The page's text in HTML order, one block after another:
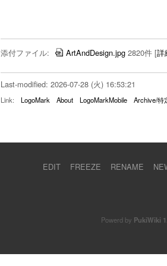
添付ファイル: ArtAndDesign.jpg 2820件 [詳
Last-modified: 2026-07-28 (火) 16:53:21
Link: LogoMark About LogoMarkMobile Archive/特
EDIT FREEZE RENAME
Powerd by PukiWiki